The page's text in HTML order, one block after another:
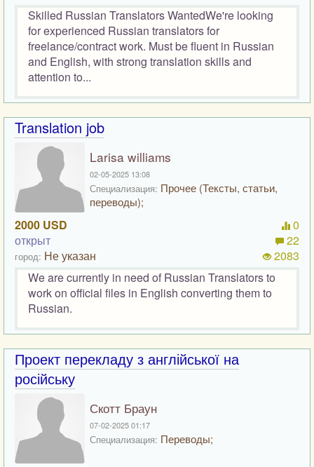
Skilled Russian Translators WantedWe're looking
for experienced Russian translators for
freelance/contract work. Must be fluent in Russian
and English, with strong translation skills and
attention to...
Translation job
Larisa williams
02-05-2025 13:08
Специализация: Прочее (Тексты, статьи,
переводы);
2000 USD
открыт
город: Не указан
0
22
2083
We are currently in need of Russian Translators to
work on official files in English converting them to
Russian.
Проект перекладу з англійської на
російську
Скотт Браун
07-02-2025 01:17
Специализация: Переводы;